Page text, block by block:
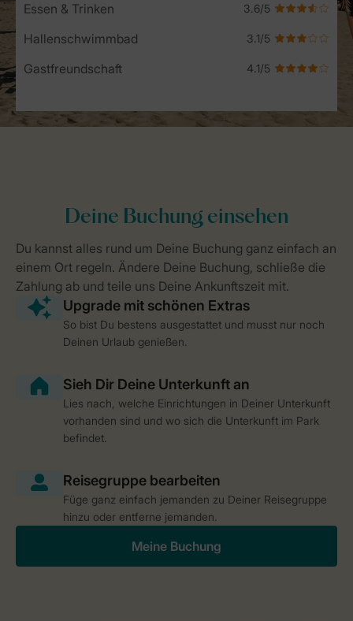
Essen & Trinken
Hallenschwimmbad
Gastfreundschaft
So bist Du bestens ausgestattet und musst nur noch
Deinen Urlaub genießen.
Lies nach, welche Einrichtungen in Deiner Unterkunft
vorhanden sind und wo sich die Unterkunft im Park
befindet.
Füge ganz einfach jemanden zu Deiner Reisegruppe
hinzu oder entferne jemanden.
Meine Buchung